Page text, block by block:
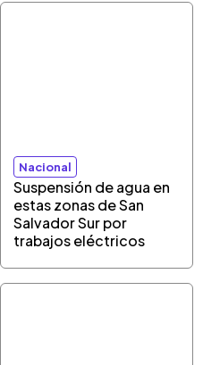
Nacional
Suspensión de agua en
estas zonas de San
Salvador Sur por
trabajos eléctricos